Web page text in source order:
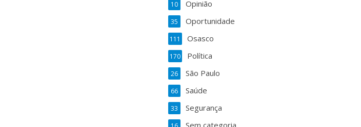
Opinião
10
Oportunidade
35
Osasco
111
Política
170
São Paulo
26
Saúde
66
Segurança
33
Sem categoria